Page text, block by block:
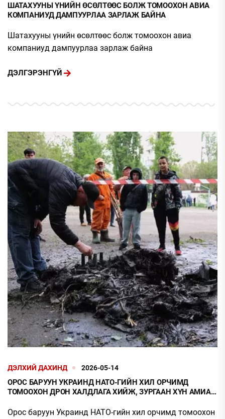
ШАТАХУУНЫ ҮНИЙН ӨСӨЛТӨӨС БОЛЖ ТОМООХОН АВИА
КОМПАНИУД ДАМПУУРЛАА ЗАРЛАЖ БАЙНА
Шатахууны үнийн өсөлтөөс болж томоохон авиа
компаниуд дампуурлаа зарлаж байна
ДЭЛГЭРЭНГҮЙ
ДЭЛХИЙ ДАХИНД 2026-05-14
ОРОС БАРУУН УКРАИНД НАТО-ГИЙН ХИЛ ОРЧИМД
ТОМООХОН ДРОН ХАЛДЛАГА ХИЙЖ, ЗУРГААН ХҮН АМИА
Орос баруун Украинд НАТО-гийн хил орчимд томоохон